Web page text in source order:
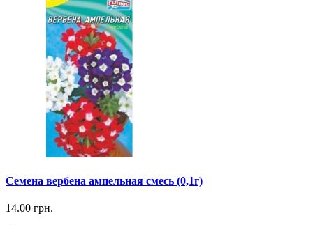
Семена вербена ампельная смесь (0,1г)
14.00 грн.